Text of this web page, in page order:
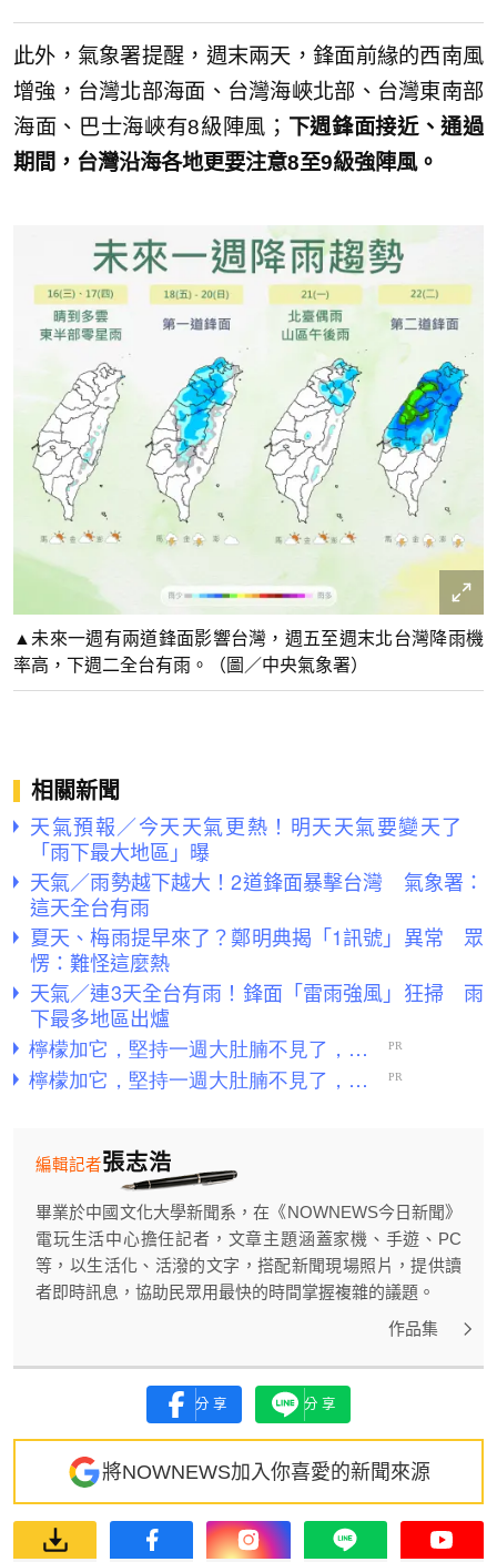
此外，氣象署提醒，週末兩天，鋒面前緣的西南風
增強，台灣北部海面、台灣海峽北部、台灣東南部
海面、巴士海峽有8級陣風； 下週鋒面接近、通過
期間，台灣沿海各地更要注意8至9級強陣風。
▲未來一週有兩道鋒面影響台灣，週五至週末北台灣降雨機
率高，下週二全台有雨。（圖／中央氣象署）
相關新聞
天氣預報／今天天氣更熱！明天天氣要變天了
「雨下最大地區」曝
天氣／雨勢越下越大！2道鋒面暴擊台灣 氣象署：
這天全台有雨
夏天、梅雨提早來了？鄭明典揭「1訊號」異常 眾
愣：難怪這麼熱
天氣／連3天全台有雨！鋒面「雷雨強風」狂掃 雨
下最多地區出爐
張志浩
編輯記者
畢業於中國文化大學新聞系，在《NOWNEWS今日新聞》
電玩生活中心擔任記者，文章主題涵蓋家機、手遊、PC
等，以生活化、活潑的文字，搭配新聞現場照片，提供讀
者即時訊息，協助民眾用最快的時間掌握複雜的議題。
作品集
分享 分享
將NOWNEWS加入你喜愛的新聞來源